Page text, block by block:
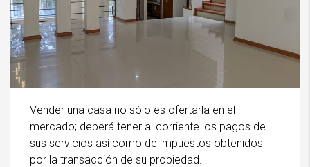
Vender una casa no sólo es ofertarla en el
mercado; deberá tener al corriente los pagos de
sus servicios así como de impuestos obtenidos
por la transacción de su propiedad.